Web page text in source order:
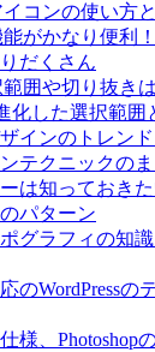
イコンの使い方
能がかなり便利
だくさん
範囲や切り抜き
化した選択範囲
インのトレン
テクニックの
は知っておき
パターン
グラフィの知
のWordPressの
様、Photoshop